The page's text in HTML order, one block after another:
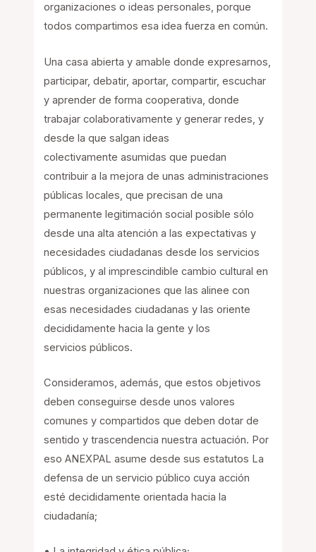
organizaciones o ideas personales, porque
todos compartimos esa idea fuerza en común.
Una casa abierta y amable donde expresarnos,
participar, debatir, aportar, compartir, escuchar
y aprender de forma cooperativa, donde
trabajar colaborativamente y generar redes, y
desde la que salgan ideas
colectivamente asumidas que puedan
contribuir a la mejora de unas administraciones
públicas locales, que precisan de una
permanente legitimación social posible sólo
desde una alta atención a las expectativas y
necesidades ciudadanas desde los servicios
públicos, y al imprescindible cambio cultural en
nuestras organizaciones que las alinee con
esas necesidades ciudadanas y las oriente
decididamente hacia la gente y los
servicios públicos.
Consideramos, además, que estos objetivos
deben conseguirse desde unos valores
comunes y compartidos que deben dotar de
sentido y trascendencia nuestra actuación. Por
eso ANEXPAL asume desde sus estatutos La
defensa de un servicio público cuya acción
esté decididamente orientada hacia la
ciudadanía;